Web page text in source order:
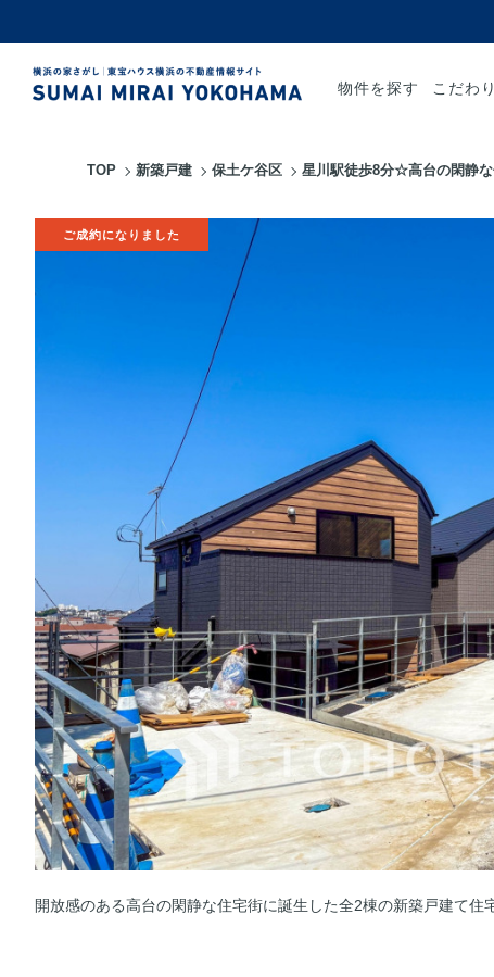
物件を探す こだわ
TOP 新築戸建 保土ケ谷区 星川駅徒歩8分☆高台の閑静
開放感のある高台の閑静な住宅街に誕生した全2棟の新築戸建て住